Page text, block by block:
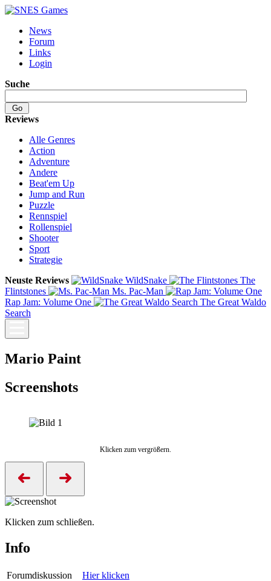
News
Forum
Links
Login
Suche
Reviews
Alle Genres
Action
Adventure
Andere
Beat'em Up
Jump and Run
Puzzle
Rennspiel
Rollenspiel
Shooter
Sport
Strategie
Neuste Reviews
WildSnake
The
Flintstones
Ms. Pac-Man
Rap Jam: Volume One
The Great Waldo
Search
Mario Paint
Screenshots
Klicken zum vergrößern.
Klicken zum schließen.
Info
Forumdiskussion
Hier klicken